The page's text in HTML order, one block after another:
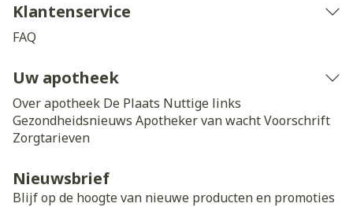
Klantenservice
FAQ
Uw apotheek
Over apotheek De Plaats Nuttige links
Gezondheidsnieuws Apotheker van wachtVoorschrift
Zorgtarieven
Nieuwsbrief
Blijf op de hoogte van nieuwe producten en promoties